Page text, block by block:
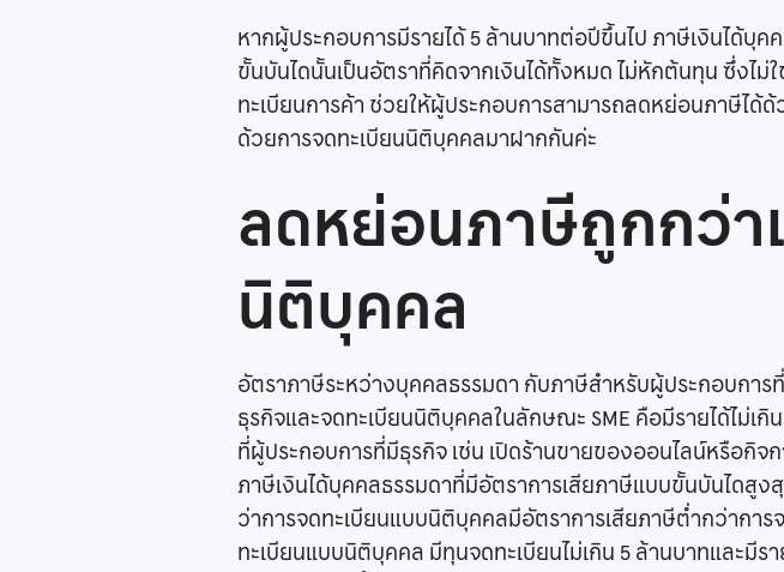
หากผู้ประกอบการมีรายได้ 5 ล้านบาทต่อปีขึ้นไป ภาษีเงินได้บุ
ขั้นบันไดนั้นเป็นอัตราที่คิดจากเงินได้ทั้งหมด ไม่หักต้นทุน ซึ่งไ
ทะเบียนการค้า ช่วยให้ผู้ประกอบการสามารถลดหย่อนภาษีได้
ด้วยการจดทะเบียนนิติบุคคลมาฝากกันค่ะ
ลดหย่อนภาษีถูกกว่า
นิติบุคคล
อัตราภาษีระหว่างบุคคลธรรมดา กับภาษีสำหรับผู้ประกอบการ
ธุรกิจและจดทะเบียนนิติบุคคลในลักษณะ SME คือมีรายได้ไม่เ
ที่ผู้ประกอบการที่มีธุรกิจ เช่น เปิดร้านขายของออนไลน์หรือกิ
ภาษีเงินได้บุคคลธรรมดาที่มีอัตราการเสียภาษีแบบขั้นบันไดสู
ว่าการจดทะเบียนแบบนิติบุคคลมีอัตราการเสียภาษีต่ำกว่ากา
ทะเบียนแบบนิติบุคคล มีทุนจดทะเบียนไม่เกิน 5 ล้านบาทและมีร